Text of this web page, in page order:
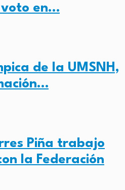
voto en…
de la UMSNH,
Piña trabajo
la Federación